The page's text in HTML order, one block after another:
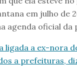
em julho de
agenda oficial da
ligada a ex-nora
a prefeituras,